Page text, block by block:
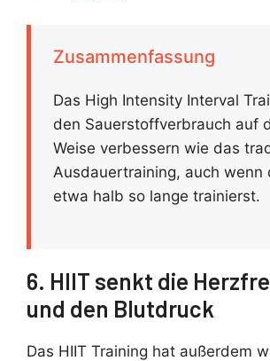
Zusammenfassung
Das High Intensity Interval
den Sauerstoffverbrauch auf
Weise verbessern wie das
Ausdauertraining, auch wenn
etwa halb so lange trainierst.
6. HIIT senkt die
und den Blutdruck
Das HIIT Training hat außerdem